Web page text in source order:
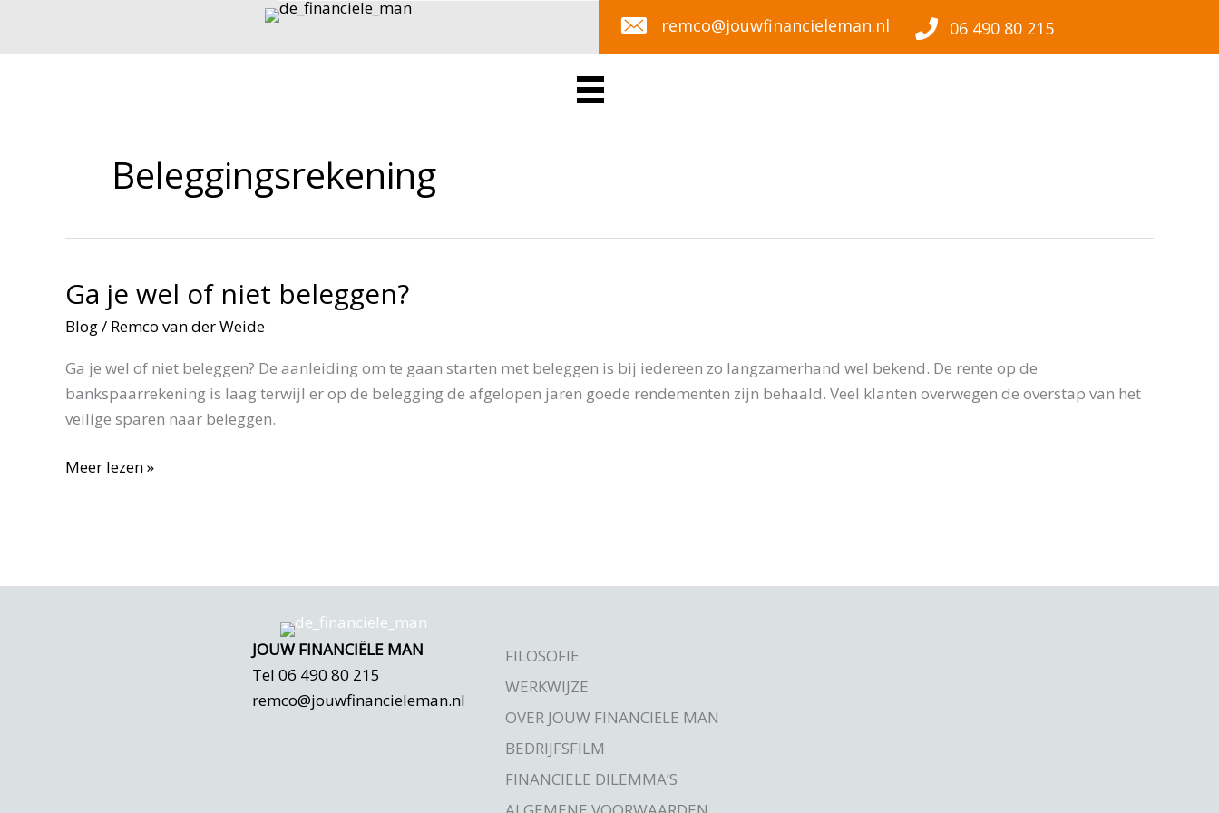
remco@jouwfinancieleman.nl 06 490 80 215
Beleggingsrekening
Ga je wel of niet beleggen?
Blog/ Remco van der Weide
Ga je wel of niet beleggen? De aanleiding om te gaan starten met beleggen is bij iedereen zo langzamerhand wel bekend. De rente op de
bankspaarrekening is laag terwijl er op de belegging de afgelopen jaren goede rendementen zijn behaald. Veel klanten overwegen de overstap van het
veilige sparen naar beleggen.
Ga
beleggen?
Meer lezen »
JOUW FINANCIËLE MAN
Tel 06 490 80 215
remco@jouwfinancieleman.nl
FILOSOFIE
WERKWIJZE
OVER JOUW FINANCIËLE MAN
BEDRIJFSFILM
FINANCIELE DILEMMA’S